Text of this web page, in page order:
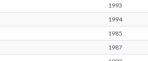
1993
1994
1985
1987